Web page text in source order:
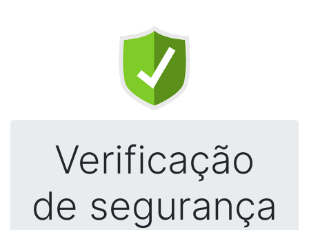
Verificação
de segurança